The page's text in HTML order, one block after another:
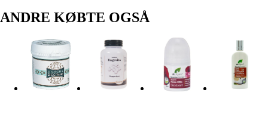
ANDRE KØBTE OGSÅ